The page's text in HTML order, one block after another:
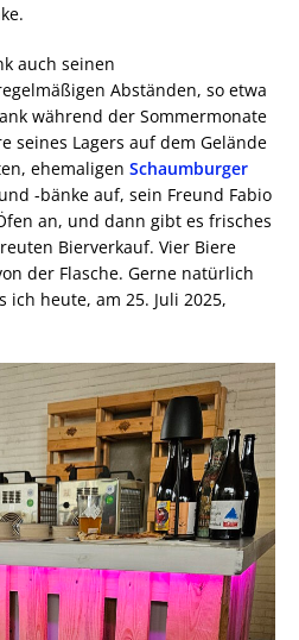
auch seinen
Abständen, so etwa
während der Sommermonate
seines Lagers auf dem Gelände
ehemaligen Schaumburger
-bänke auf, sein Freund Fabio
an, und dann gibt es frisches
Bierverkauf. Vier Biere
der Flasche. Gerne natürlich
heute, am 25. Juli 2025,